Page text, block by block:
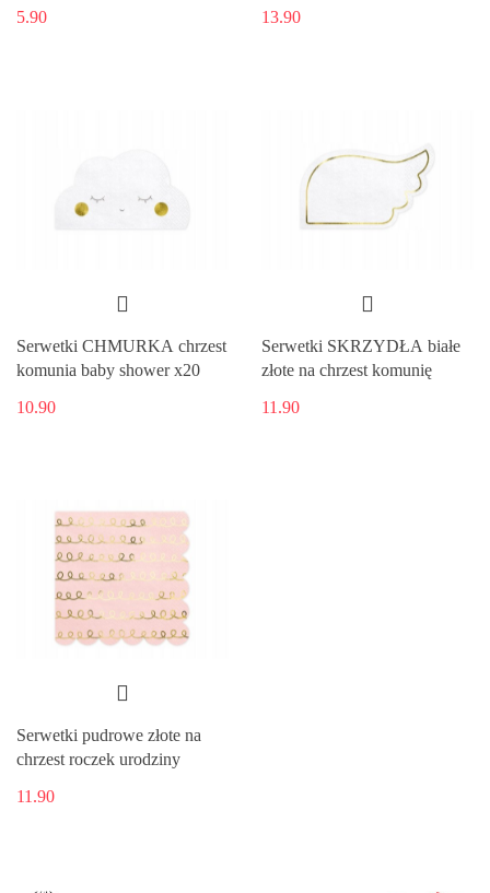
5.90
13.90
Serwetki CHMURKA chrzest
komunia baby shower x20
10.90
Serwetki SKRZYDŁA białe
złote na chrzest komunię
11.90
Serwetki pudrowe złote na
chrzest roczek urodziny
11.90